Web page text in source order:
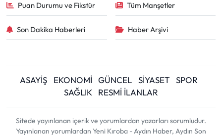
Puan Durumu ve Fikstür Tüm Manşetler
Son Dakika Haberleri Haber Arşivi
ASAYİŞ EKONOMİ GÜNCEL SİYASET
SPOR
SAĞLIK
RESMİ İLANLAR
Sitede yayınlanan içerik ve yorumlardan yazarları sorumludur.
Yayınlanan yorumlardan Yeni Kıroba - Aydın Haber, Aydın Son